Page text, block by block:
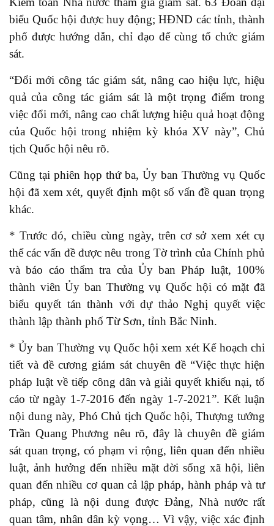
biểu Quốc hội được huy động; HĐND các tỉnh, thành
phố được hướng dẫn, chỉ đạo để cùng tổ chức giám
sát.
“Đổi mới công tác giám sát, nâng cao hiệu lực, hiệu
quả của công tác giám sát là một trọng điểm trong
việc đổi mới, nâng cao chất lượng hiệu quả hoạt động
của Quốc hội trong nhiệm kỳ khóa XV này”, Chủ
tịch Quốc hội nêu rõ.
Cũng tại phiên họp thứ ba, Ủy ban Thường vụ Quốc
hội đã xem xét, quyết định một số vấn đề quan trọng
khác.
* Trước đó, chiều cùng ngày, trên cơ sở xem xét cụ
thể các vấn đề được nêu trong Tờ trình của Chính phủ
và báo cáo thẩm tra của Ủy ban Pháp luật, 100%
thành viên Ủy ban Thường vụ Quốc hội có mặt đã
biểu quyết tán thành với dự thảo Nghị quyết việc
thành lập thành phố Từ Sơn, tỉnh Bắc Ninh.
* Ủy ban Thường vụ Quốc hội xem xét Kế hoạch chi
tiết và đề cương giám sát chuyên đề “Việc thực hiện
pháp luật về tiếp công dân và giải quyết khiếu nại, tố
cáo từ ngày 1-7-2016 đến ngày 1-7-2021”. Kết luận
nội dung này, Phó Chủ tịch Quốc hội, Thượng tướng
Trần Quang Phương nêu rõ, đây là chuyên đề giám
sát quan trọng, có phạm vi rộng, liên quan đến nhiều
luật, ảnh hưởng đến nhiều mặt đời sống xã hội, liên
quan đến nhiều cơ quan cả lập pháp, hành pháp và tư
pháp, cũng là nội dung được Đảng, Nhà nước rất
quan tâm, nhân dân kỳ vọng… Vì vậy, việc xác định